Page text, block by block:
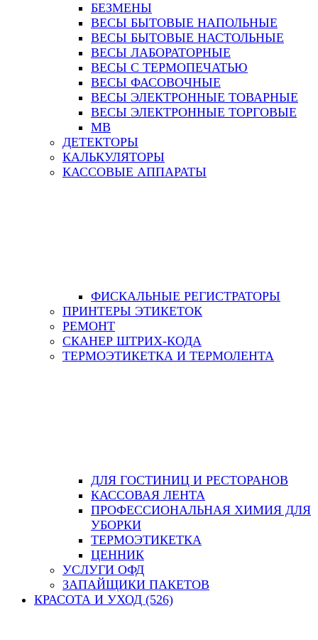
БЕЗМЕНЫ
ВЕСЫ БЫТОВЫЕ НАПОЛЬНЫЕ
ВЕСЫ БЫТОВЫЕ НАСТОЛЬНЫЕ
ВЕСЫ ЛАБОРАТОРНЫЕ
ВЕСЫ С ТЕРМОПЕЧАТЬЮ
ВЕСЫ ФАСОВОЧНЫЕ
ВЕСЫ ЭЛЕКТРОННЫЕ ТОВАРНЫЕ
ВЕСЫ ЭЛЕКТРОННЫЕ ТОРГОВЫЕ
МВ
ДЕТЕКТОРЫ
КАЛЬКУЛЯТОРЫ
КАССОВЫЕ АППАРАТЫ
ФИСКАЛЬНЫЕ РЕГИСТРАТОРЫ
ПРИНТЕРЫ ЭТИКЕТОК
РЕМОНТ
СКАНЕР ШТРИХ-КОДА
ТЕРМОЭТИКЕТКА И ТЕРМОЛЕНТА
ДЛЯ ГОСТИНИЦ И РЕСТОРАНОВ
КАССОВАЯ ЛЕНТА
ПРОФЕССИОНАЛЬНАЯ ХИМИЯ ДЛЯ
УБОРКИ
ТЕРМОЭТИКЕТКА
ЦЕННИК
УСЛУГИ ОФД
ЗАПАЙЩИКИ ПАКЕТОВ
КРАСОТА И УХОД (526)